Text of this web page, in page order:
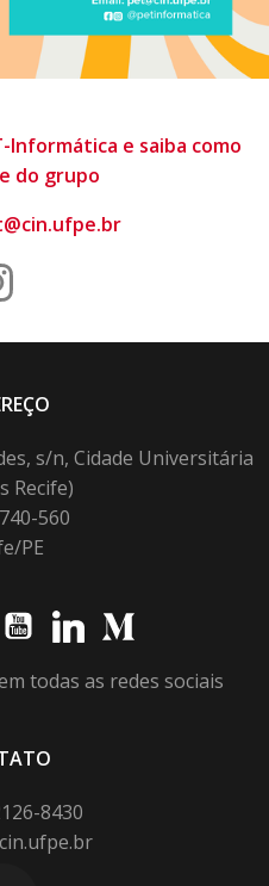
Informática e saiba como
do grupo
s/n, Cidade Universitária
Recife)
560
PE
todas as redes sociais
8430